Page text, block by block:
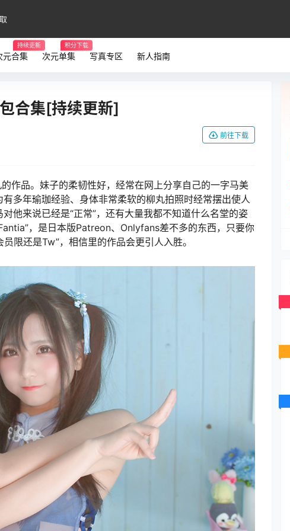
元合集
持续更新
次元单集
积分下载
写真专区 新人指南
合集[持续更新]
前往下载
作品。妹子的柔韧性好，经常在网上分享自己的一字马美
多年瑜珈经验、身体非常柔软的柳丸拍照时经常摆出使人
他来说已经是“正常”，还有大量我都不知道什么名堂的姿
，是日本版Patreon、Onlyfans差不多的东西，只要你
限还是Tw”，相信里的作品会更引人入胜。